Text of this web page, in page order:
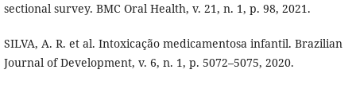
sectional survey. BMC Oral Health, v. 21, n. 1, p. 98, 2021.
SILVA, A. R. et al. Intoxicação medicamentosa infantil. Brazilian
Journal of Development, v. 6, n. 1, p. 5072–5075, 2020.